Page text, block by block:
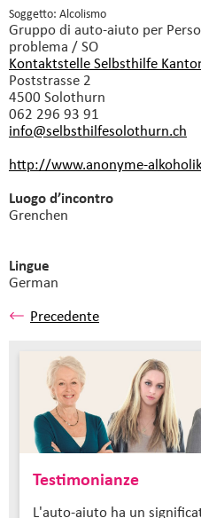
Soggetto: Alcolismo
Gruppo di auto-aiuto per
problema / SO
Kontaktstelle Selbsthilfe
Poststrasse 2
4500 Solothurn
062 296 93 91
info@selbsthilfesolothurn.ch
http://www.anonyme-
Luogo d’incontro
Grenchen
Lingue
German
Precedente
Testimonianze
L'auto-aiuto ha un